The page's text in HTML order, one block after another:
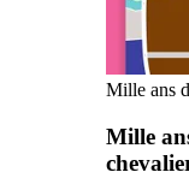
Mille ans
Mille